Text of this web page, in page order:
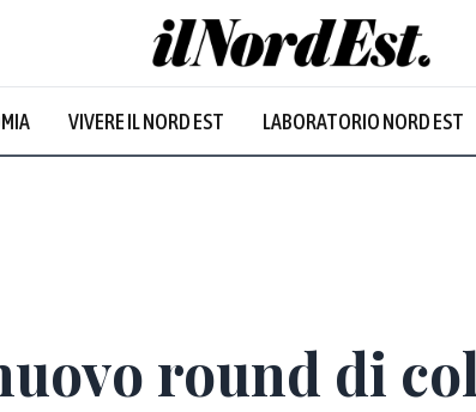
VIVERE IL NORD EST LABORATORIO NORD EST
round di